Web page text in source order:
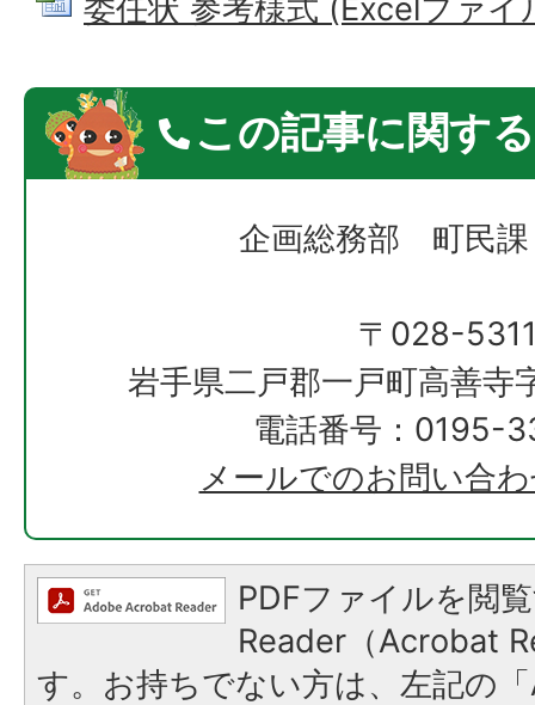
委任状 参考様式 (Excelファイ
この記事に関す
企画総務部 町民
〒028-
岩手県二戸郡一戸町高善寺
電話番号：0195-
メールでのお問い合
PDFファイルを閲
Reader（Acrobat
す。お持ちでない方は、左記の